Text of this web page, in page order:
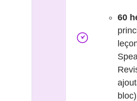
60